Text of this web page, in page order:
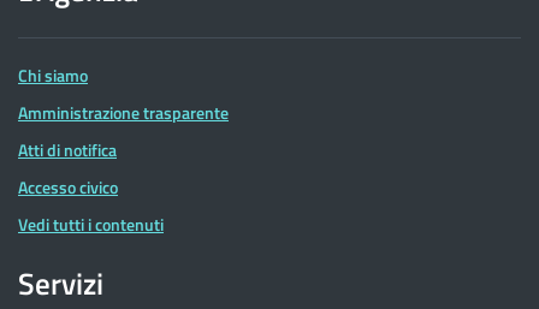
delle
Entrate
Chi siamo
Amministrazione trasparente
Atti di notifica
Accesso civico
Vedi tutti i contenuti
Servizi